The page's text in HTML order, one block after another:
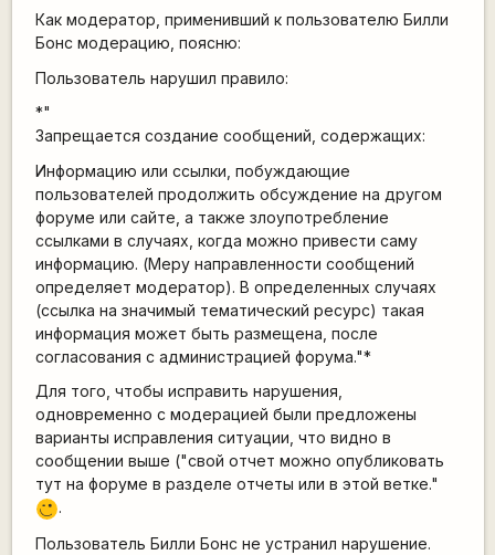
Как модератор, применивший к пользователю Билли
Бонс модерацию, поясню:
Пользователь нарушил правило:
*"
Запрещается создание сообщений, содержащих:
Информацию или ссылки, побуждающие
пользователей продолжить обсуждение на другом
форуме или сайте, а также злоупотребление
ссылками в случаях, когда можно привести саму
информацию. (Меру направленности сообщений
определяет модератор). В определенных случаях
(ссылка на значимый тематический ресурс) такая
информация может быть размещена, после
согласования с администрацией форума."*
Для того, чтобы исправить нарушения,
одновременно с модерацией были предложены
варианты исправления ситуации, что видно в
сообщении выше ("свой отчет можно опубликовать
тут на форуме в разделе отчеты или в этой ветке."
;) .
Пользователь Билли Бонс не устранил нарушение.